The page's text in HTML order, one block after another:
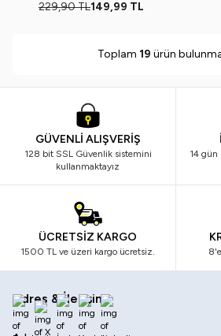
229,90TL149,99 TL
Toplam 19 ürün
GÜVENLİ ALIŞVERİŞ
128 bit SSL Güvenlik sistemini
kullanmaktayız
14 gün
ÜCRETSİZ KARGO
1500 TL ve üzeri kargo ücretsiz.
Adres & İletişim
Facebook
X İnstagram
Youtube